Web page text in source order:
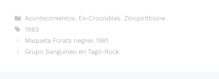
Categorías
Acontecimientos, Ex-Crocodiles, Zincpirithione
Etiquetas
1983
Maqueta Forats negres 1981
Grupo Sanguineo en Tago-Rock